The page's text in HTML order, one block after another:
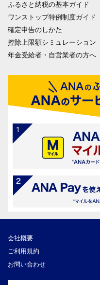
ふるさと納税の基本ガイド
ワンストップ特例制度ガイド
確定申告のしかた
控除上限額シミュレーション
年金受給者・自営業者の方へ
会社概要
ご利用規約
お問い合わせ